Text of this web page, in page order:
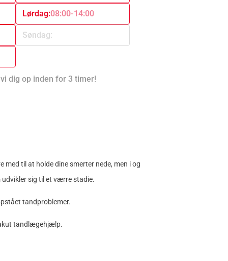
Lørdag:08:00-14:00
Søndag:
dig op inden for 3 timer!
til at holde dine smerter nede, men i og
sig til et værre stadie.
tandproblemer.
tandlægehjælp.